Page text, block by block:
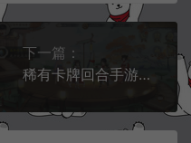
下一篇：
稀有卡牌回合手游【山海奇幻录】10月最新整理Linux手工服务端+CDK卡密授权后台+清包+安卓+详细搭建教程